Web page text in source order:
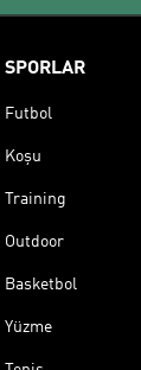
SPORLAR
Futbol
Koşu
Training
Outdoor
Basketbol
Yüzme